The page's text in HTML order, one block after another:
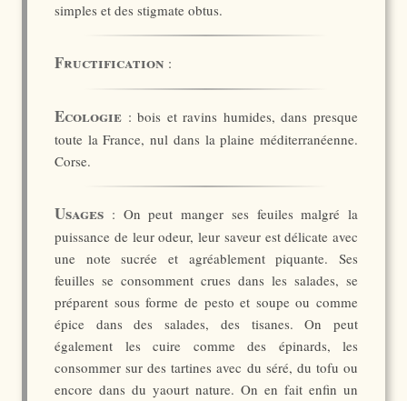
simples et des stigmate obtus.
Fructification :
Ecologie : bois et ravins humides, dans presque
toute la France, nul dans la plaine méditerranéenne.
Corse.
Usages : On peut manger ses feuiles malgré la
puissance de leur odeur, leur saveur est délicate avec
une note sucrée et agréablement piquante. Ses
feuilles se consomment crues dans les salades, se
préparent sous forme de pesto et soupe ou comme
épice dans des salades, des tisanes. On peut
également les cuire comme des épinards, les
consommer sur des tartines avec du séré, du tofu ou
encore dans du yaourt nature. On en fait enfin un